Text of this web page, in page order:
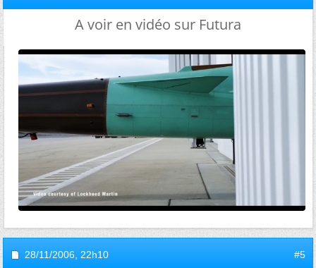
A voir en vidéo sur Futura
28/11/2006, 22h10 #5